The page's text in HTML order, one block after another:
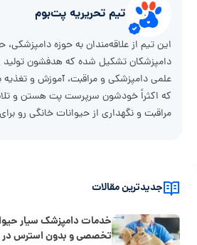
تیم تحریریه پت‌بوم
این تیم از علاقه‌مندان به حوزه
دامپزشکان تشکیل شده که هدفشون تولید
علمی دامپزشکی و مراقبت، آموزش و
که اکثراً خودشون سرپرست پت هستن و
مراقبت و نگهداری از حیوانات خانگی رو
جدیدترین مقالات
خدمات دامپزشک سیار
تخصصی و بدون استرس در